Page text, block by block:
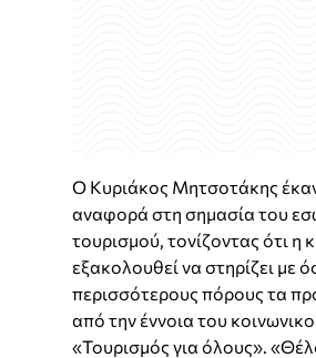
Ο Κυριάκος Μητσοτάκης
αναφορά στη σημασία του
τουρισμού, τονίζοντας ότι η
εξακολουθεί να στηρίζει με
περισσότερους πόρους τα
από την έννοια του
«Τουρισμός για όλους».